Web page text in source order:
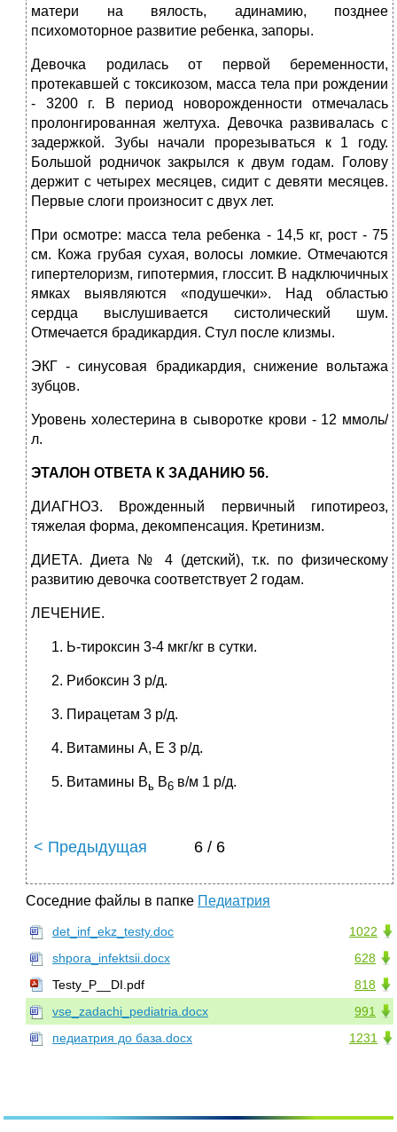
матери на вялость, адинамию, позднее
психомоторное развитие ребенка, запоры.
Девочка родилась от первой беременности,
протекавшей с токсикозом, масса тела при рождении
- 3200 г. В период новорожденности отмечалась
пролонгированная желтуха. Девочка развивалась с
задержкой. Зубы начали прорезываться к 1 году.
Большой родничок закрылся к двум годам. Голову
держит с четырех месяцев, сидит с девяти месяцев.
Первые слоги произносит с двух лет.
При осмотре: масса тела ребенка - 14,5 кг, рост - 75
см. Кожа грубая сухая, волосы ломкие. Отмечаются
гипертелоризм, гипотермия, глоссит. В надключичных
ямках выявляются «подушечки». Над областью
сердца выслушивается систолический шум.
Отмечается брадикардия. Стул после клизмы.
ЭКГ - синусовая брадикардия, снижение вольтажа
зубцов.
Уровень холестерина в сыворотке крови - 12 ммоль/
л.
ЭТАЛОН ОТВЕТА К ЗАДАНИЮ 56.
ДИАГНОЗ. Врожденный первичный гипотиреоз,
тяжелая форма, декомпенсация. Кретинизм.
ДИЕТА. Диета № 4 (детский), т.к. по физическому
развитию девочка соответствует 2 годам.
ЛЕЧЕНИЕ.
Ь-тироксин 3-4 мкг/кг в сутки.
Рибоксин 3 р/д.
Пирацетам 3 р/д.
Витамины А, Е 3 р/д.
Витамины Вь В6 в/м 1 р/д.
< Предыдущая 6 / 6
Соседние файлы в папке Педиатрия
1022
det_inf_ekz_testy.doc
628
shpora_infektsii.docx
818
Testy_P__DI.pdf
991
vse_zadachi_pediatria.docx
1231
педиатрия до база.docx